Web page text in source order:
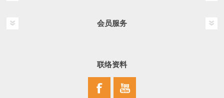
会员服务
联络资料